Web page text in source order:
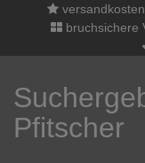
bruchsichere
Pfitscher